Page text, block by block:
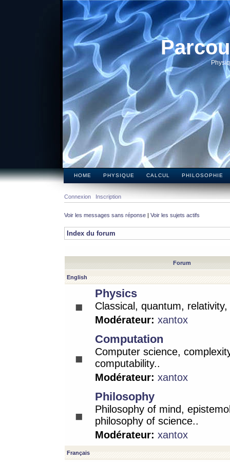
HOME PHYSIQUE CALCUL PHILOSOPHIE
Connexion Inscription
Voir les messages sans réponse | Voir les sujets actifs
Index du forum
Forum
English
Physics
Classical, quantum,
Modérateur: xantox
Computation
Computer science,
computability..
Modérateur: xantox
Philosophy
Philosophy of mind,
philosophy of science..
Modérateur: xantox
Français